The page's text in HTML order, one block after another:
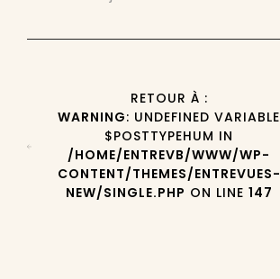
RETOUR À :
WARNING: UNDEFINED VARIABLE
$POSTTYPEHUM IN
/HOME/ENTREVB/WWW/WP-
CONTENT/THEMES/ENTREVUES-
NEW/SINGLE.PHP ON LINE 147